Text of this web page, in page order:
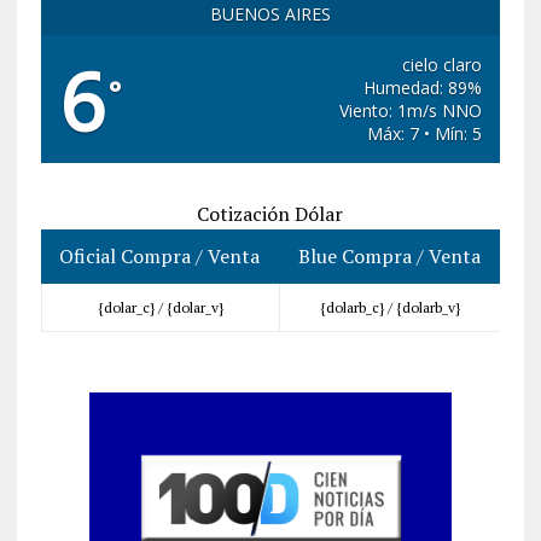
BUENOS AIRES
6°
cielo claro
Humedad: 89%
Viento: 1m/s NNO
Máx: 7 • Mín: 5
Cotización Dólar
Oficial Compra / Venta
Blue Compra / Venta
{dolar_c} / {dolar_v} {dolarb_c} / {dolarb_v}